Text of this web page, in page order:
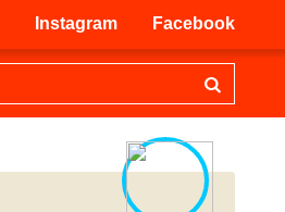
Instagram Facebook